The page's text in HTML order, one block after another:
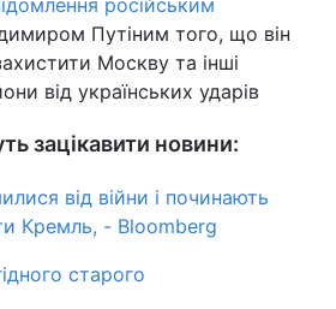
російським
Путіним того, що він
Москву та інші
від українських ударів
зацікавити новини:
від війни і починають
Кремль, - Bloomberg
старого